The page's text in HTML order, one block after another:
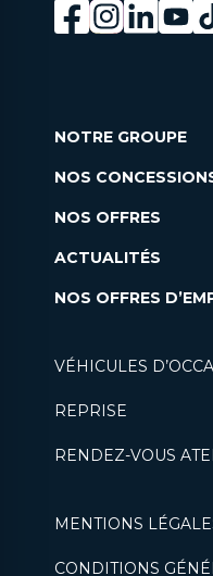
NOTRE GROUPE
NOS
NOS OFFRES
ACTUALITÉS
NOS OFFRES
VÉHICULES
REPRISE
RENDEZ-VOUS
MENTIONS
CONDITIONS